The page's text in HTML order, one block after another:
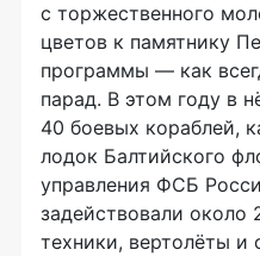
с торжественного
цветов к памятнику
программы — как
парад. В этом году в
40 боевых кораблей,
лодок Балтийского
управления ФСБ
задействовали около
техники, вертолёты